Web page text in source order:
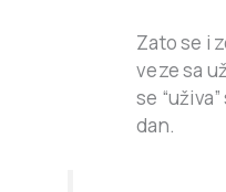
Zato se i
veze sa
se
dan.